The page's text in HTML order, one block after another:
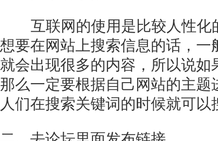
互联网的使用是比较人性
想要在网站上搜索信息的话，
就会出现很多的内容，所以说
那么一定要根据自己网站的主题
人们在搜索关键词的时候就可